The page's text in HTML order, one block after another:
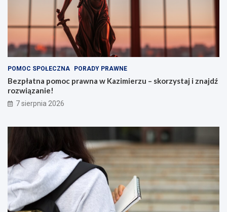
POMOC SPOŁECZNA PORADY PRAWNE
Bezpłatna pomoc prawna w Kazimierzu – skorzystaj i znajdź
rozwiązanie!
7 sierpnia 2026